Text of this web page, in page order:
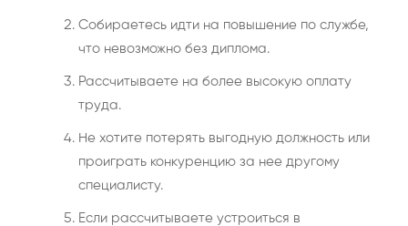
Собираетесь идти на повышение по службе,
что невозможно без диплома.
Рассчитываете на более высокую оплату
труда.
Не хотите потерять выгодную должность или
проиграть конкуренцию за нее другому
специалисту.
Если рассчитываете устроиться в